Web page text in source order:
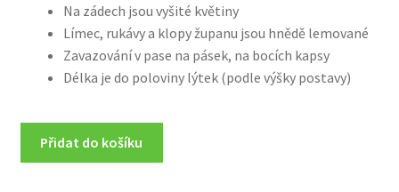
Na zádech jsou vyšité květiny
Límec, rukávy a klopy županu jsou hnědě lemované
Zavazování v pase na pásek, na bocích kapsy
Délka je do poloviny lýtek (podle výšky postavy)
Přidat do košíku